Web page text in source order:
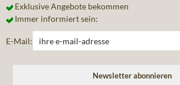
Exklusive Angebote bekommen
Immer informiert sein:
E-Mail: